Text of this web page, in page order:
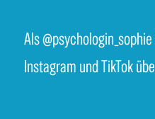
Als
Instagram und TikTok